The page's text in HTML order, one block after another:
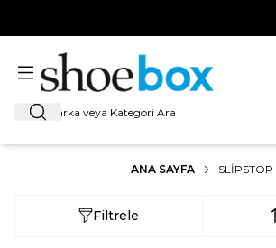
Ara
ANA SAYFA SLIPSTOP
Filtrele